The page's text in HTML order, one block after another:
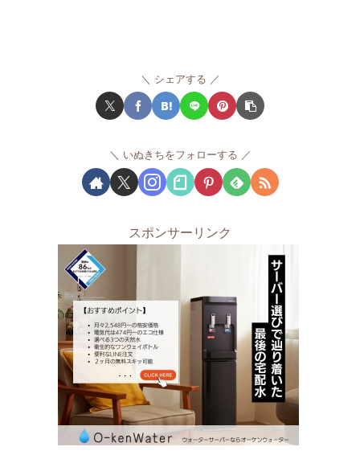
シェアする
いぬきちをフォローする
スポンサーリンク